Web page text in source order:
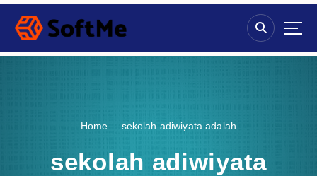
S
p
Home sekolah adiwiyata adalah
sekolah adiwiyata